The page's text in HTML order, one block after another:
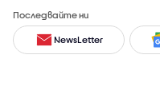
Последвайте ни
NewsLetter